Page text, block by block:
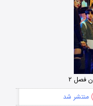
فصل ۲
منتشر شد